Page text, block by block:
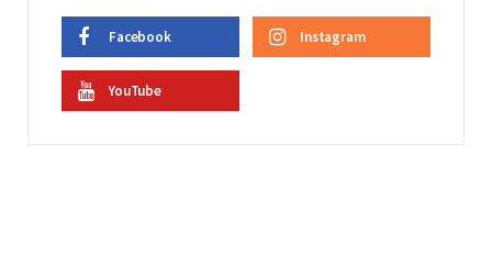
Facebook Instagram
YouTube